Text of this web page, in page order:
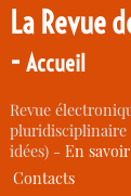
La Revue
-Accueil
Revue
idées) -En
Contacts